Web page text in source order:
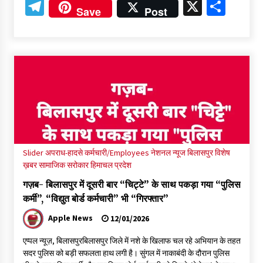
Telegram
Save Post X
Sliderअपराध-हादसेकर्मचारी/Employees नेशनल न्यूजबिलासपुरविशेष
ख़बरसामाजिक सरोकारहिमाचल प्रदेश
गज़ब- बिलासपुर में दूसरी बार “चिट्टे” के साथ पकड़ा गया “पुलिस
कर्मी”, “विद्युत बोर्ड कर्मचारी” भी “गिरफ्तार”
Apple News 12/01/2026
एप्पल न्यूज़, बिलासपुरबिलासपुर जिले में नशे के खिलाफ चल रहे अभियान के तहत
सदर पुलिस को बड़ी सफलता हाथ लगी है। सुंगल में नाकाबंदी के दौरान पुलिस